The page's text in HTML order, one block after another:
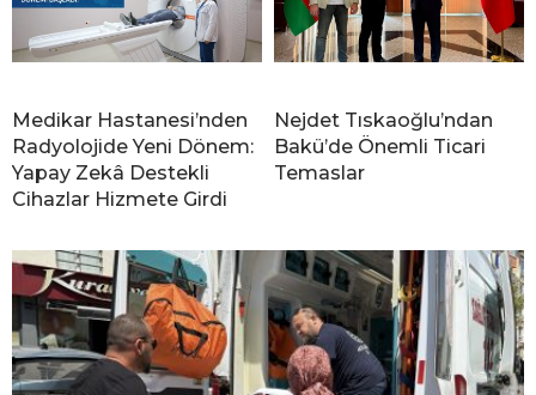
Medikar Hastanesi’nden
Radyolojide Yeni Dönem:
Yapay Zekâ Destekli
Cihazlar Hizmete Girdi
Nejdet Tıskaoğlu’ndan
Bakü’de Önemli Ticari
Temaslar